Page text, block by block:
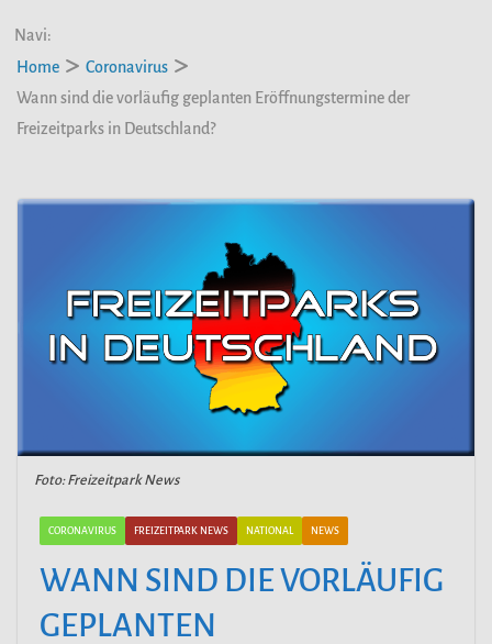
Navi:
Home
Coronavirus
Wann sind die vorläufig geplanten Eröffnungstermine der
Freizeitparks in Deutschland?
Foto: Freizeitpark News
CORONAVIRUS FREIZEITPARK NEWS NATIONAL NEWS
WANN SIND DIE VORLÄUFIG
GEPLANTEN